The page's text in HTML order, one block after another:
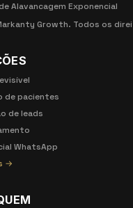
Alavancagem Exponencial
Growth. Todos os
de pacientes
de leads
WhatsApp
→